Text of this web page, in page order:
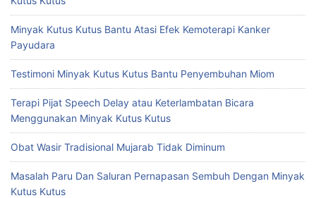
Minyak Kutus Kutus Bantu Atasi Efek Kemoterapi Kanker
Payudara
Testimoni Minyak Kutus Kutus Bantu Penyembuhan Miom
Terapi Pijat Speech Delay atau Keterlambatan Bicara
Menggunakan Minyak Kutus Kutus
Obat Wasir Tradisional Mujarab Tidak Diminum
Masalah Paru Dan Saluran Pernapasan Sembuh Dengan Minyak
Kutus Kutus